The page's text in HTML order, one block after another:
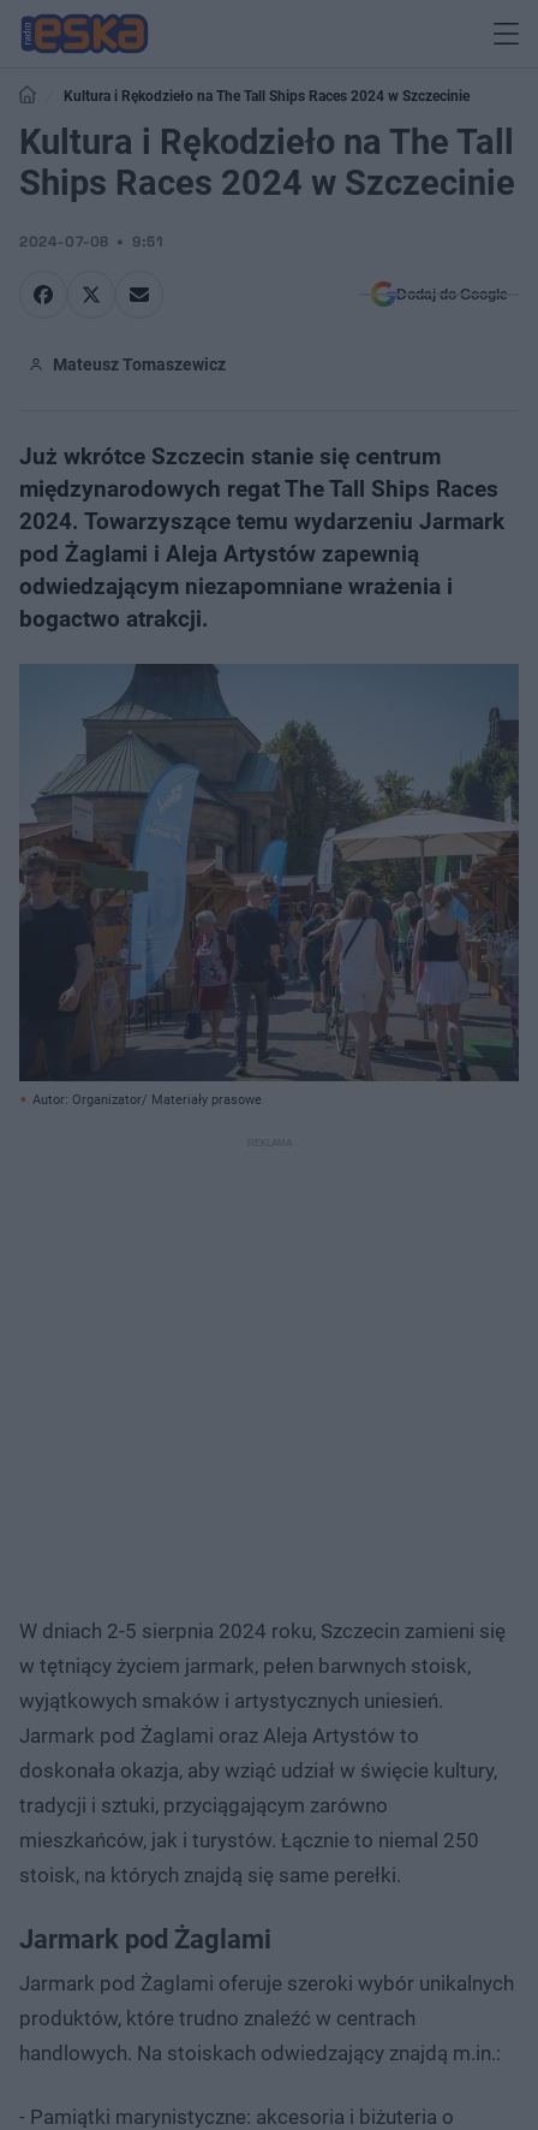
Kultura i Rękodzieło na The Tall Ships Races 2024 w Szczecinie
Kultura i Rękodzieło na The Tall
Ships Races 2024 w Szczecinie
2024-07-08 9:51
Dodaj do Google
Mateusz Tomaszewicz
Już wkrótce Szczecin stanie się centrum
międzynarodowych regat The Tall Ships Races
2024. Towarzyszące temu wydarzeniu Jarmark
pod Żaglami i Aleja Artystów zapewnią
odwiedzającym niezapomniane wrażenia i
bogactwo atrakcji.
Autor: Organizator/ Materiały prasowe
W dniach 2-5 sierpnia 2024 roku, Szczecin zamieni się
w tętniący życiem jarmark, pełen barwnych stoisk,
wyjątkowych smaków i artystycznych uniesień.
Jarmark pod Żaglami oraz Aleja Artystów to
doskonała okazja, aby wziąć udział w święcie kultury,
tradycji i sztuki, przyciągającym zarówno
mieszkańców, jak i turystów. Łącznie to niemal 250
stoisk, na których znajdą się same perełki.
Jarmark pod Żaglami
Jarmark pod Żaglami oferuje szeroki wybór unikalnych
produktów, które trudno znaleźć w centrach
handlowych. Na stoiskach odwiedzający znajdą m.in.:
- Pamiątki marynistyczne: akcesoria i biżuteria o